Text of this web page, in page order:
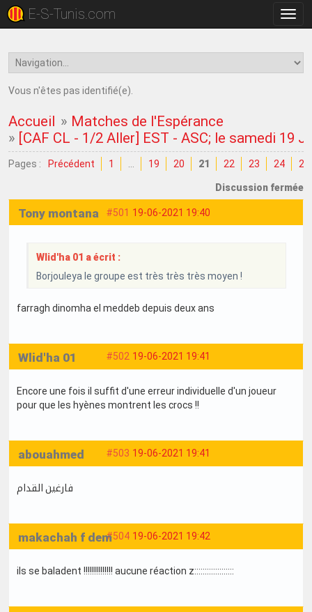
la
E-S-Tunis.com
Vous n'êtes pas identifié(e).
Accueil » Matches de l'Espérance
» [CAF CL - 1/2 Aller] EST - ASC; le samedi 19
Pages : Précédent 1 19 20 21 22 23 24 25
Discussion fermée
#501 19-06-2021 19:40
Tony montana
Wlid'ha 01 a écrit :
Borjouleya le groupe est très très très moyen !
farragh dinomha el meddeb depuis deux ans
#502 19-06-2021 19:41
Wlid'ha 01
Encore une fois il suffit d'une erreur individuelle d'un joueur
pour que les hyènes montrent les crocs !!
#503 19-06-2021 19:41
abouahmed
فارغين القدام
#504 19-06-2021 19:42
makachah f dem
ils se baladent !!!!!!!!!!!!!! aucune réaction z:::::::::::::::::::